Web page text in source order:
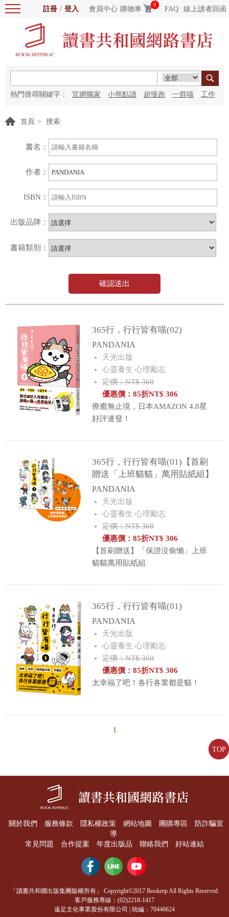
註冊 / 登入 會員中心 購物車
0
FAQ 線上讀者回函
熱門搜尋關鍵字： 官網獨家 小熊點讀 超慢跑 一群喵 工作
TOP
首頁 > 搜索
書名：
作者：
ISBN：
出版品牌：
書籍類別：
確認送出
365行，行行皆有喵(02)
PANDANIA
天光出版
心靈養生 心理勵志
定價：NT$ 360
優惠價： 85折NT$ 306
療癒無止境，日本AMAZON 4.8星
好評連發！
365行，行行皆有喵(01)【首刷
贈送「上班貓貓」萬用貼紙組】
PANDANIA
天光出版
心靈養生 心理勵志
定價：NT$ 360
優惠價： 85折NT$ 306
【首刷贈送】「保證沒偷懶」上班
貓貓萬用貼紙組
365行，行行皆有喵(01)
PANDANIA
天光出版
心靈養生 心理勵志
定價：NT$ 360
優惠價： 85折NT$ 306
太幸福了吧！各行各業都是貓！
1
TOP
關於我們 服務條款 隱私權政策 網站地圖 團購專區
防詐騙宣
導
常見問題
合作提案 年度出版品 聯絡我們 好站連結
「讀書共和國出版集團版權所有」 Copyright©2017 Bookrep All Rights Reserved.
客戶服務專線：(02)2218-1417
遠足文化事業股份有限公司 | 統編：70446624